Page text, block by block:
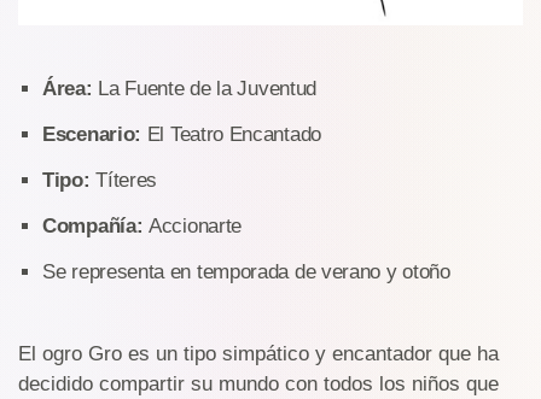
Área: La Fuente de la Juventud
Escenario: El Teatro Encantado
Tipo: Títeres
Compañía: Accionarte
Se representa en temporada de verano y otoño
El ogro Gro es un tipo simpático y encantador que ha
decidido compartir su mundo con todos los niños que